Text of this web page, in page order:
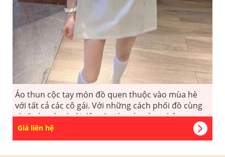
Áo thun cộc tay món đồ quen thuộc vào mùa hè
với tất cả các cô gái. Với những cách phối đồ cùng
chiếc áo này dưới đây sẽ giúp các nàng thêm tự tin,
năng động đón hè.
Giá liên hệ